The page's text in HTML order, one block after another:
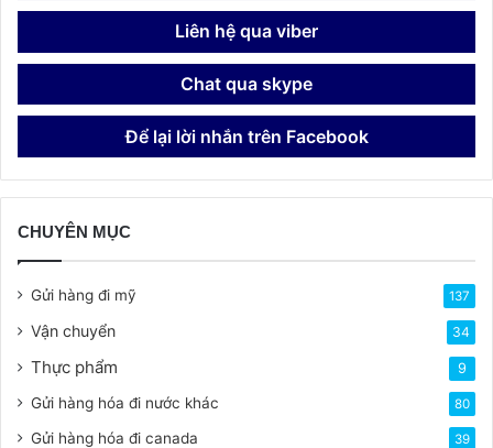
Liên hệ qua viber
Chat qua skype
Để lại lời nhắn trên Facebook
CHUYÊN MỤC
Gửi hàng đi mỹ 137
Vận chuyển 34
Thực phẩm 9
Gửi hàng hóa đi nước khác 80
Gửi hàng hóa đi canada 39